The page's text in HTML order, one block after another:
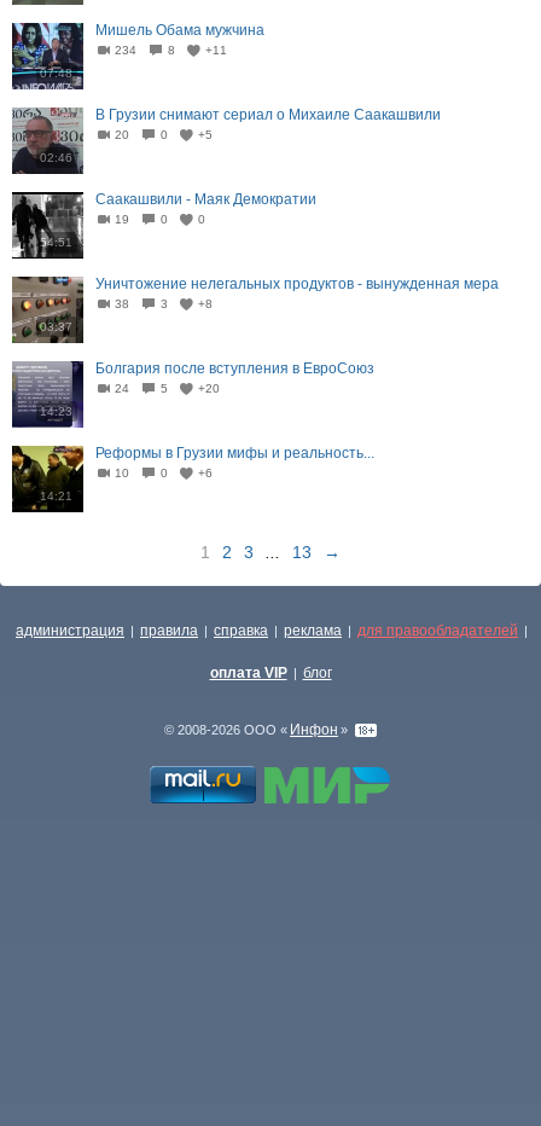
07:48
Мишель Обама мужчина
234 8 +11
02:46
В Грузии снимают сериал о Михаиле Саакашвили
20 0 +5
54:51
Саакашвили - Маяк Демократии
19 0 0
03:37
Уничтожение нелегальных продуктов - вынужденная мера
38 3 +8
14:23
Болгария после вступления в ЕвроСоюз
24 5 +20
14:21
Реформы в Грузии мифы и реальность...
10 0 +6
1 2 3 13 →
администрация | правила | справка | реклама | для правообладателей |
оплата VIP | блог
© 2008-2026 ООО « Инфон »